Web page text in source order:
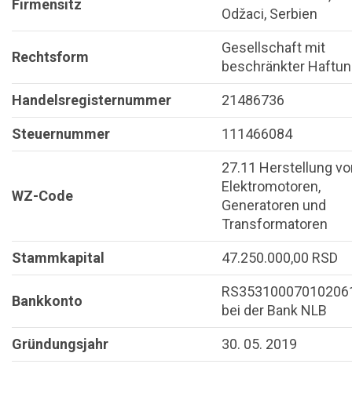
Firmensitz
Odžaci, Serbien
Rechtsform
Gesellschaft mit
beschränkter
Handelsregisternummer 21486736
Steuernummer 111466084
WZ-Code
27.11 Herstellung
Elektromotoren,
Generatoren und
Transformatoren
Stammkapital 47.250.000,00 RSD
Bankkonto
bei der Bank NLB
Gründungsjahr 30. 05. 2019